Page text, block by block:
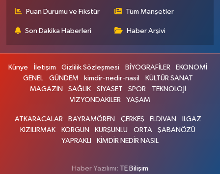
Puan Durumu ve Fikstür Tüm Manşetler
Son Dakika Haberleri Haber Arşivi
Künye İletişim Gizlilik Sözleşmesi BİYOGRAFİLER
EKONOMİ
GENEL
GÜNDEM kimdir-nedir-nasil
KÜLTÜR SANAT
MAGAZİN
SAĞLIK SİYASET SPOR
TEKNOLOJİ
VİZYONDAKİLER
YAŞAM
ATKARACALAR BAYRAMÖREN ÇERKEŞ ELDİVAN
ILGAZ
KIZILIRMAK
KORGUN KURŞUNLU ORTA
ŞABANÖZÜ
YAPRAKLI
KİMDİR NEDİR NASIL
Haber Yazılımı: TE Bilişim